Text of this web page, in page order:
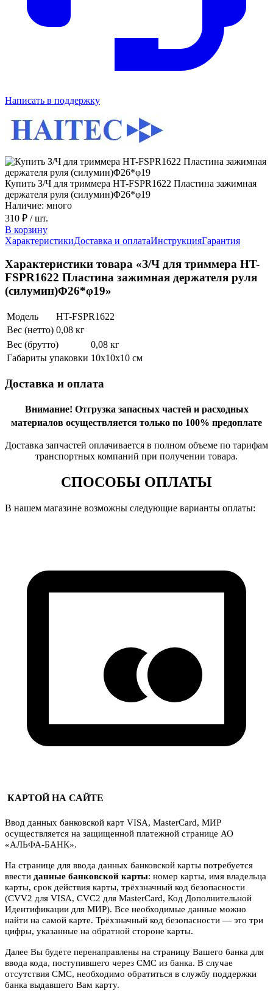
Написать в поддержку
Купить З/Ч для триммера HT-FSPR1622 Пластина зажимная
держателя руля (силумин)Φ26*φ19
Наличие: много
310 ₽ / шт.
В корзину
ХарактеристикиДоставка и оплатаИнструкцияГарантия
Характеристики товара «З/Ч для триммера HT-
FSPR1622 Пластина зажимная держателя руля
(силумин)Φ26*φ19»
Модель
HT-FSPR1622
Вес (нетто) 0,08 кг
Вес (брутто)
0,08 кг
Габариты упаковки 10х10х10 см
Доставка и оплата
Внимание! Отгрузка запасных частей и расходных
материалов осуществляется только по 100% предоплате
Доставка запчастей оплачивается в полном объеме по тарифам
транспортных компаний при получении товара.
СПОСОБЫ ОПЛАТЫ
В нашем магазине возможны следующие варианты оплаты:
КАРТОЙ НА САЙТЕ
Ввод данных банковской карт VISA, MasterCard, МИР
осуществляется на защищенной платежной странице АО
«АЛЬФА-БАНК».
На странице для ввода данных банковской карты потребуется
ввести данные банковской карты: номер карты, имя владельца
карты, срок действия карты, трёхзначный код безопасности
(CVV2 для VISA, CVC2 для MasterCard, Код Дополнительной
Идентификации для МИР). Все необходимые данные можно
найти на самой карте. Трёхзначный код безопасности — это три
цифры, указанные на обратной стороне карты.
Далее Вы будете перенаправлены на страницу Вашего банка для
ввода кода, поступившего через СМС из банка. В случае
отсутствия СМС, необходимо обратиться в службу поддержки
банка выдавшего Вам карту.